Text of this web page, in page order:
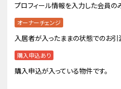
プロフィール情報を入力した会員の
オーナーチェンジ
入居者が入ったままの状態でのお引
購入申込あり
購入申込が入っている物件です。